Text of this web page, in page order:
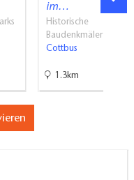
im…
Historische
Baudenkmäler …
Cottbus
1.3km